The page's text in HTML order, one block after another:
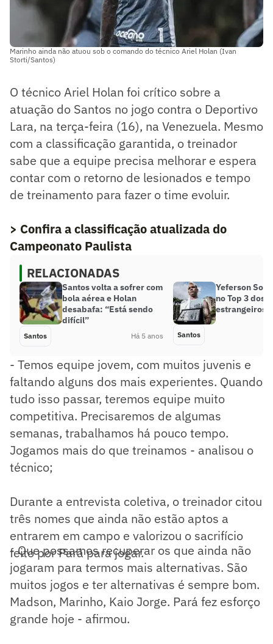
Marinho ainda não atuou sob o comando do técnico Ariel Holan (Ivan
Storti/Santos)
O técnico Ariel Holan foi crítico sobre a
atuação do Santos no jogo contra o Deportivo
Lara, na terça-feira (16), na Venezuela. Mesmo
com a classificação garantida, o treinador
sabe que a equipe precisa melhorar e espera
contar com o retorno de lesionados e tempo
de treinamento para fazer o time evoluir.
> Confira a classificação atualizada do
Campeonato Paulista
RELACIONADAS
Santos volta a sofrer com
bola aérea e Holan
desabafa: “Está sendo
difícil”
Santos Há 5 anos
Yeferson
no Top 3 dos
estrangeiros
Santos
- Temos equipe jovem, com muitos juvenis e
faltando alguns dos mais experientes. Quando
tudo isso passar, teremos equipe muito
competitiva. Precisaremos de algumas
semanas, trabalhamos há pouco tempo.
Jogamos mais do que treinamos - analisou o
técnico;
Durante a entrevista coletiva, o treinador citou
três nomes que ainda não estão aptos a
entrarem em campo e valorizou o sacrifício
feito por Pará para jogar.
- Que possamos recuperar os que ainda não
jogaram para termos mais alternativas. São
muitos jogos e ter alternativas é sempre bom.
Madson, Marinho, Kaio Jorge. Pará fez esforço
grande hoje - afirmou.